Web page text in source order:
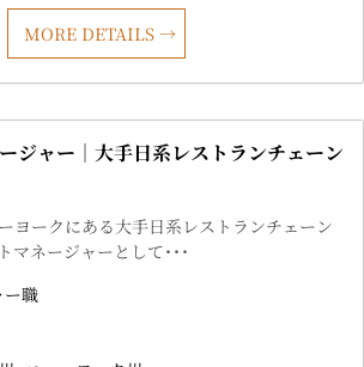
MORE DETAILS
ジャー｜大手日系レストランチェーン
ヨークにある大手日系レストランチェーン
マネージャーとして･･･
ー職